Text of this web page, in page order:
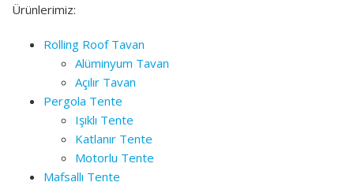
Ürünlerimiz:
Rolling Roof Tavan
Alüminyum Tavan
Açılır Tavan
Pergola Tente
Işıklı Tente
Katlanır Tente
Motorlu Tente
Mafsallı Tente